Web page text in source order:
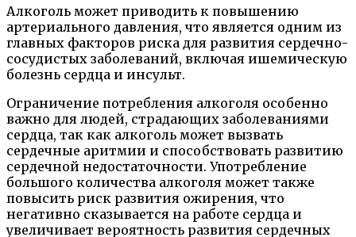
Алкоголь может приводить к повышению
артериального давления, что является одним из
главных факторов риска для развития сердечно-
сосудистых заболеваний, включая ишемическую
болезнь сердца и инсульт.
Ограничение потребления алкоголя особенно
важно для людей, страдающих заболеваниями
сердца, так как алкоголь может вызвать
сердечные аритмии и способствовать развитию
сердечной недостаточности. Употребление
большого количества алкоголя может также
повысить риск развития ожирения, что
негативно сказывается на работе сердца и
увеличивает вероятность развития сердечных